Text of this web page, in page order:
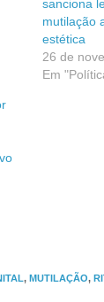
sanciona
mutilação
estética
26 de
Em
, MUTILAÇÃO,